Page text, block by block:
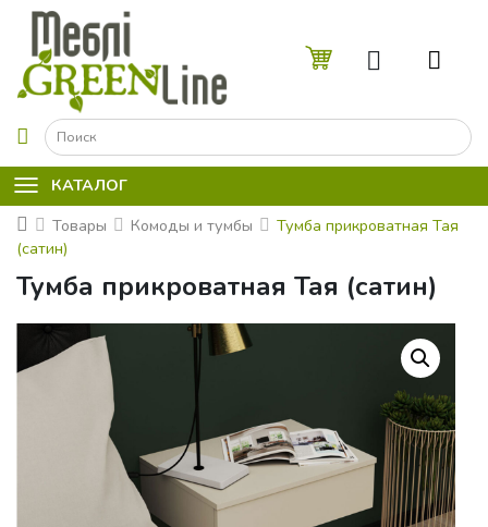
☰
КАТАЛОГ
Товары
Комоды и тумбы
Тумба прикроватная Тая
(сатин)
Тумба прикроватная Тая (сатин)